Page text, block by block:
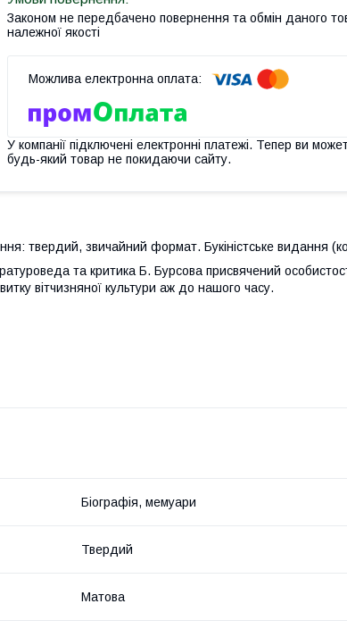
Законом не передбачено повернення та обмін даного
належної якості
У компанії підключені електронні платежі. Тепер ви
будь-який товар не покидаючи сайту.
твердий, звичайний формат. Букіністське видання
та критика Б. Бурсова присвячений
вітчизняної культури аж до нашого часу.
Біографія, мемуари
Твердий
Матова